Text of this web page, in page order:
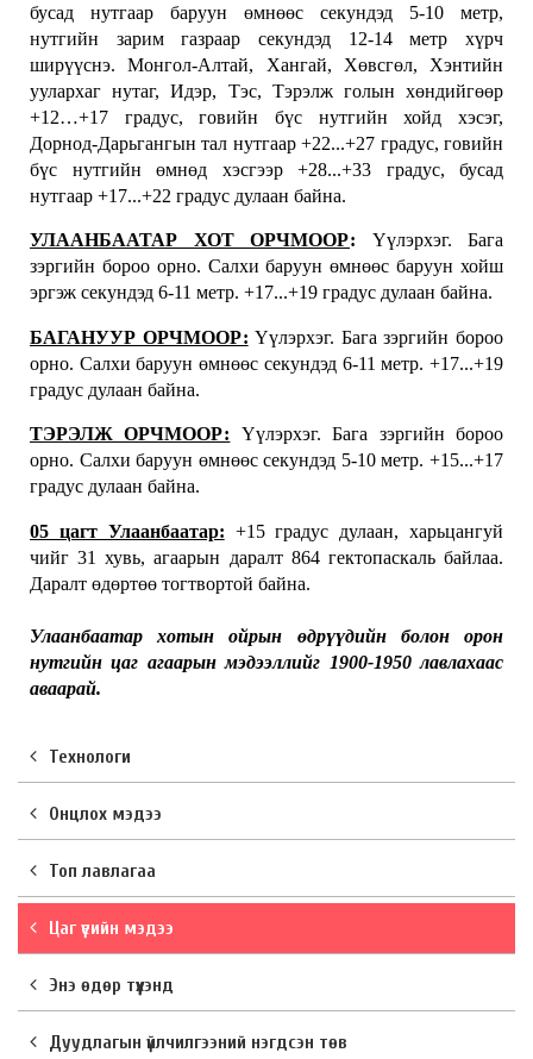
бусад нутгаар баруун өмнөөс секундэд 5-10 метр,
нутгийн зарим газраар секундэд 12-14 метр хүрч
ширүүснэ. Монгол-Алтай, Хангай, Хөвсгөл, Хэнтийн
уулархаг нутаг, Идэр, Тэс, Тэрэлж голын хөндийгөөр
+12…+17 градус, говийн бүс нутгийн хойд хэсэг,
Дорнод-Дарьгангын тал нутгаар +22...+27 градус, говийн
бүс нутгийн өмнөд хэсгээр +28...+33 градус, бусад
нутгаар +17...+22 градус дулаан байна.
УЛААНБААТАР ХОТ ОРЧМООР: Үүлэрхэг. Бага
зэргийн бороо орно. Салхи баруун өмнөөс баруун хойш
эргэж секундэд 6-11 метр. +17...+19 градус дулаан байна.
БАГАНУУР ОРЧМООР: Үүлэрхэг. Бага зэргийн бороо
орно. Салхи баруун өмнөөс секундэд 6-11 метр. +17...+19
градус дулаан байна.
ТЭРЭЛЖ ОРЧМООР: Үүлэрхэг. Бага зэргийн бороо
орно. Салхи баруун өмнөөс секундэд 5-10 метр. +15...+17
градус дулаан байна.
05 цагт Улаанбаатар: +15 градус дулаан, харьцангуй
чийг 31 хувь, агаарын даралт 864 гектопаскаль байлаа.
Даралт өдөртөө тогтвортой байна.
Улаанбаатар хотын ойрын өдрүүдийн болон орон
нутгийн цаг агаарын мэдээллийг 1900-1950 лавлахаас
аваарай.
Технологи
Онцлох мэдээ
Топ лавлагаа
Цаг үеийн мэдээ
Энэ өдөр түүхэнд
Дуудлагын үйлчилгээний нэгдсэн төв